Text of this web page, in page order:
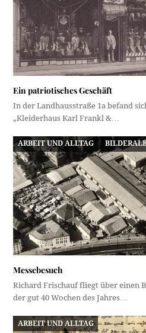
Ein patriotisches Geschäft
In der Landhausstraße 1a befand
„Kleiderhaus Karl Frankl &…
ARBEIT UND ALLTAG
Messebesuch
Richard Frischauf fliegt über einen
der gut 40 Wochen des Jahres…
ARBEIT UND ALLTAG